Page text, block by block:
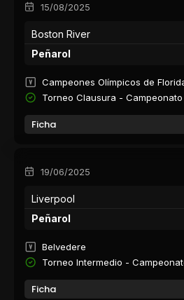
15/08/2025
Boston River
Peñarol
Campeones Olímpicos de
Torneo Clausura -
Ficha
19/06/2025
Liverpool
Peñarol
Belvedere
Torneo Intermedio -
Ficha